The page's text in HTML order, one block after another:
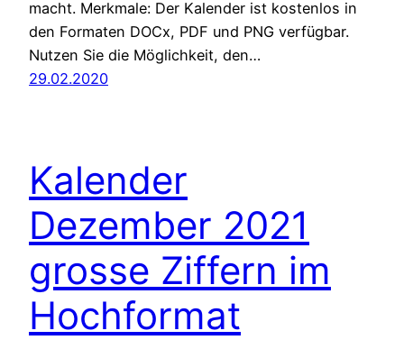
macht. Merkmale: Der Kalender ist kostenlos in
den Formaten DOCx, PDF und PNG verfügbar.
Nutzen Sie die Möglichkeit, den…
29.02.2020
Kalender
Dezember 2021
grosse Ziffern im
Hochformat